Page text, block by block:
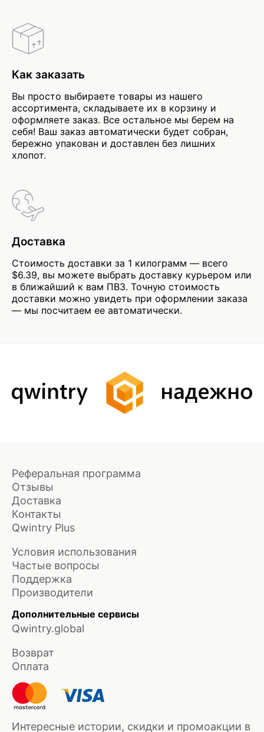
Как заказать
Вы просто выбираете товары из нашего
ассортимента, складываете их в корзину и
оформляете заказ. Все остальное мы берем на
себя! Ваш заказ автоматически будет собран,
бережно упакован и доставлен без лишних
хлопот.
Доставка
Стоимость доставки за 1 килограмм — всего
$6.39, вы можете выбрать доставку курьером или
в ближайший к вам ПВЗ. Точную стоимость
доставки можно увидеть при оформлении заказа
— мы посчитаем ее автоматически.
Реферальная программа
Отзывы
Доставка
Контакты
Qwintry Plus
Условия использования
Частые вопросы
Поддержка
Производители
Дополнительные сервисы
Qwintry.global
Возврат
Оплата
Интересные истории, скидки и промоакции в